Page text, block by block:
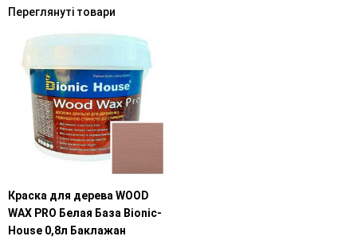
Переглянуті товари
Краска для дерева WOOD
WAX PRO Белая База Bionic-
House 0,8л Баклажан